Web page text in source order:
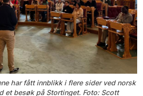
har fått innblikk i flere sider ved norsk
et besøk på Stortinget. Foto: Scott